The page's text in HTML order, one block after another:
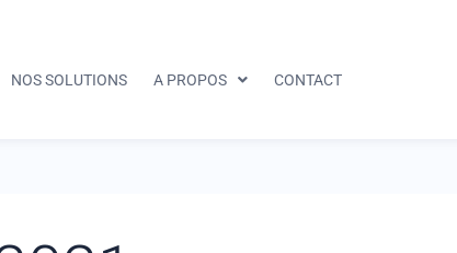
NOS SOLUTIONS A PROPOS CONTACT